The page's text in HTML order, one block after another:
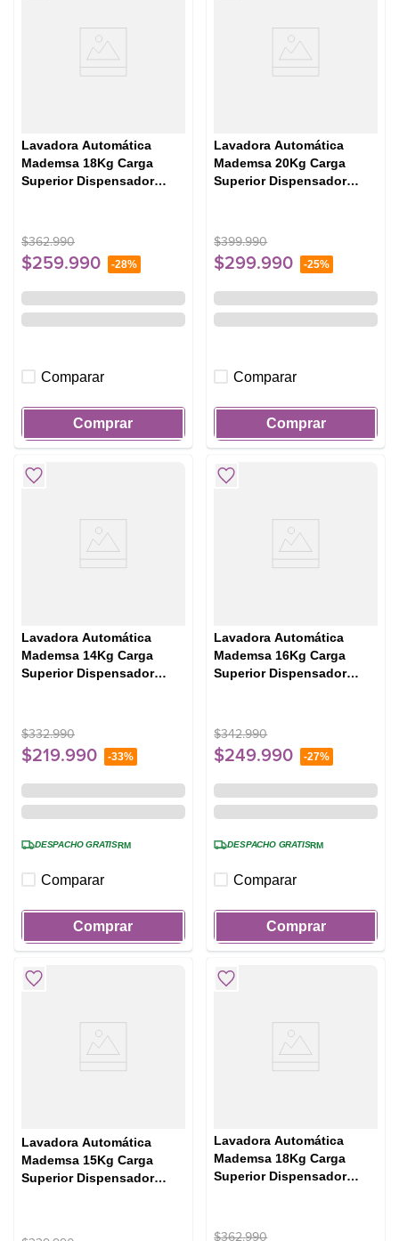
Lavadora Automática
Mademsa 18Kg Carga
Superior Dispensador
$362.990
$259.990 -28%
Comparar
Comprar
Lavadora Automática
Mademsa 20Kg Carga
Superior Dispensador
$399.990
$299.990 -25%
Comparar
Comprar
Lavadora Automática
Mademsa 14Kg Carga
Superior Dispensador
$332.990
$219.990 -33%
DESPACHO GRATISRM
Comparar
Comprar
Lavadora Automática
Mademsa 16Kg Carga
Superior Dispensador
$342.990
$249.990 -27%
DESPACHO GRATISRM
Comparar
Comprar
Lavadora Automática
Mademsa 15Kg Carga
Superior Dispensador
Lavadora Automática
Mademsa 18Kg Carga
Superior Dispensador
$362.990